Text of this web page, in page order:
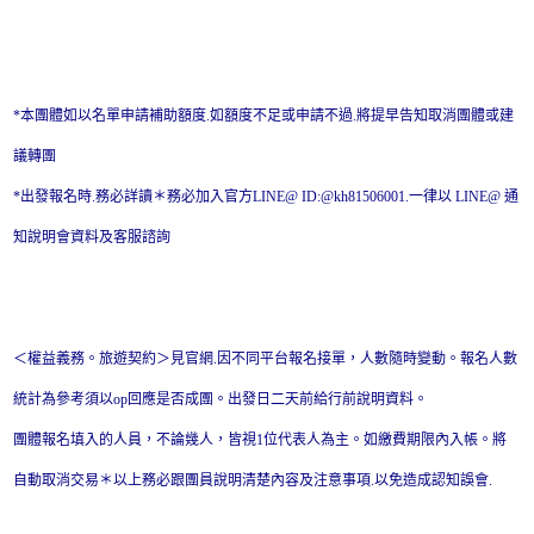
*本團體如以名單申請補助額度.如額度不足或申請不過.將提早告知取消團體或建
議轉團
*出發報名時.務必詳讀＊務必加入官方LINE@ ID:@kh81506001.一律以 LINE@ 通
知說明會資料及客服諮詢
＜權益義務。旅遊契約＞見官網.因不同平台報名接單，人數隨時變動。報名人數
統計為參考須以op回應是否成團。出發日二天前給行前說明資料。
團體報名填入的人員，不論幾人，皆視1位代表人為主。如繳費期限內入帳。將
自動取消交易＊以上務必跟團員說明清楚內容及注意事項.以免造成認知誤會.